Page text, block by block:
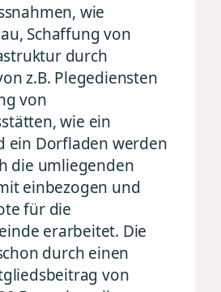
wie
Schaffung von
durch
z.B. Plegediensten
von
wie ein
ein Dorfladen werden
die umliegenden
einbezogen und
für die
erarbeitet. Die
durch einen
von